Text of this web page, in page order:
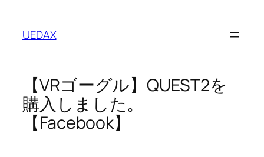
UEDAX
【VRゴーグル】QUEST2を
購入しました。
【Facebook】